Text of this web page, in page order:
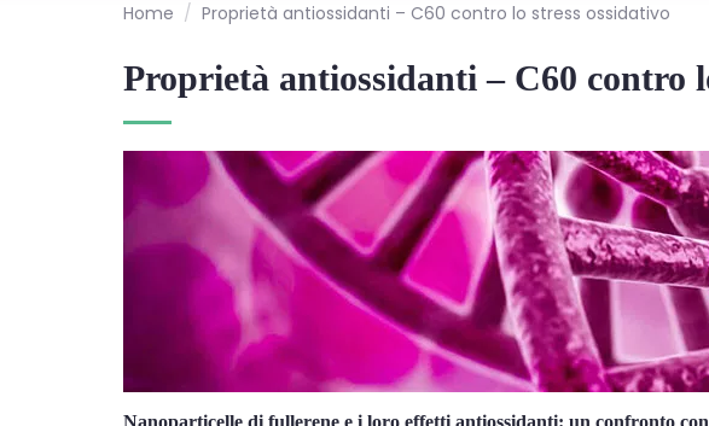
Home Proprietà antiossidanti – C60 contro lo stress ossidativo
Proprietà antiossidanti – C60 contro
Nanoparticelle di fullerene e i loro effetti antiossidanti: un confronto